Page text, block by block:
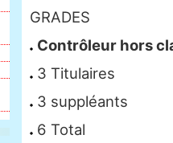
GRADES
Contrôleur hors
3 Titulaires
3 suppléants
6 Total